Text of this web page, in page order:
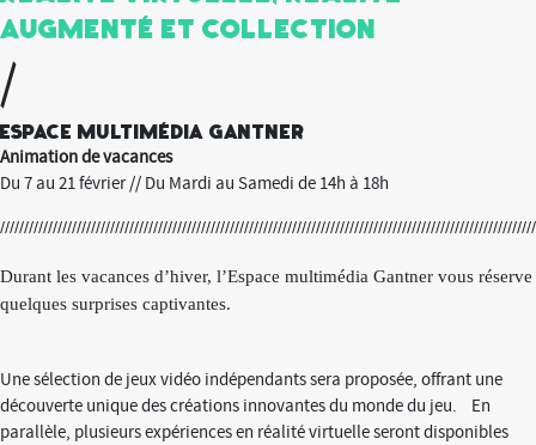
Augmenté et Collection
/
Espace multimédia Gantner
Animation de vacances
Du 7 au 21 février // Du Mardi au Samedi de 14h à 18h
Durant les vacances d’hiver, l’Espace multimédia Gantner vous réserve
quelques surprises captivantes.
Une sélection de jeux vidéo indépendants sera proposée, offrant une
découverte unique des créations innovantes du monde du jeu. En
parallèle, plusieurs expériences en réalité virtuelle seront disponibles